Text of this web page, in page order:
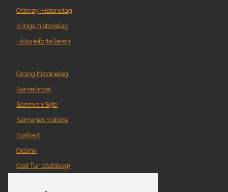
Otterøy Historielag
Klinga historielag
Historiefortelleren
Grong historielag
Sametinget
Saemien Sijte
Samenes historie
Statkart
Gislink
God Tur (statskog)